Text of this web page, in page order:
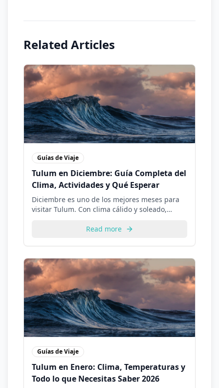
Related Articles
Guías de Viaje
Tulum en Diciembre: Guía Completa del
Clima, Actividades y Qué Esperar
Diciembre es uno de los mejores meses para
visitar Tulum. Con clima cálido y soleado,
descubre todo lo que necesitas saber para
Read more
Guías de Viaje
Tulum en Enero: Clima, Temperaturas y
Todo lo que Necesitas Saber 2026